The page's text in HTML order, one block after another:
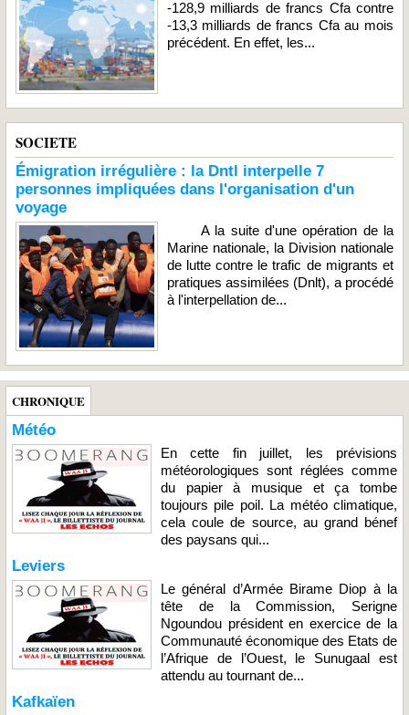
-128,9 milliards de francs Cfa contre
-13,3 milliards de francs Cfa au mois
précédent. En effet, les...
SOCIETE
Émigration irrégulière : la Dntl interpelle 7
personnes impliquées dans l'organisation d'un
voyage
A la suite d'une opération de la
Marine nationale, la Division nationale
de lutte contre le trafic de migrants et
pratiques assimilées (Dnlt), a procédé
à l'interpellation de...
CHRONIQUE
Météo
En cette fin juillet, les prévisions
météorologiques sont réglées comme
du papier à musique et ça tombe
toujours pile poil. La météo climatique,
cela coule de source, au grand bénef
des paysans qui...
Leviers
Le général d’Armée Birame Diop à la
tête de la Commission, Serigne
Ngoundou président en exercice de la
Communauté économique des Etats de
l’Afrique de l’Ouest, le Sunugaal est
attendu au tournant de...
Kafkaïen